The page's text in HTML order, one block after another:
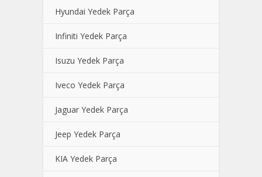
Hyundai Yedek Parça
Infiniti Yedek Parça
Isuzu Yedek Parça
Iveco Yedek Parça
Jaguar Yedek Parça
Jeep Yedek Parça
KIA Yedek Parça